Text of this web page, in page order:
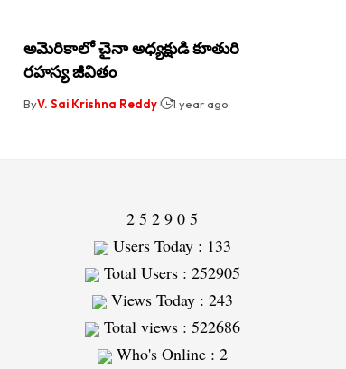
అమెరికాలో చైనా అధ్యక్షుడి కూతురి
రహస్య జీవితం
ByV. Sai Krishna Reddy 1 year ago
2 5 2 9 0 5
Users Today : 133
Total Users : 252905
Views Today : 243
Total views : 522686
Who's Online : 2